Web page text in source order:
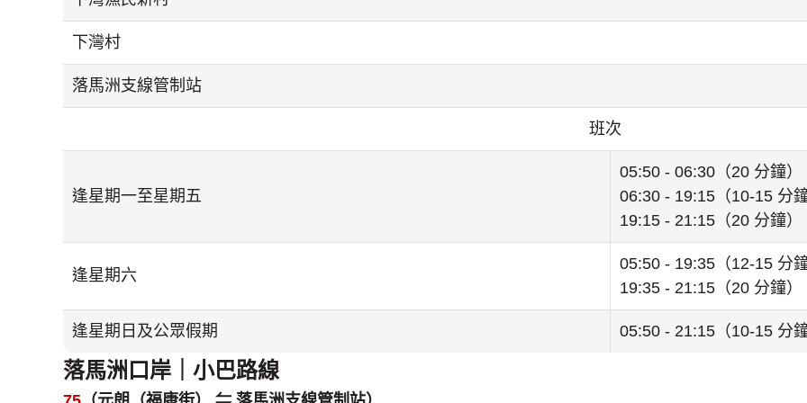
下灣村
落馬洲支線管制站
班次
逢星期一至星期五
05:50 - 06:30（20 分鐘）
06:30 - 19:15（10-15 分鐘
19:15 - 21:15（20 分鐘）
逢星期六
05:50 - 19:35（12-15 分鐘
19:35 - 21:15（20 分鐘）
逢星期日及公眾假期 05:50 - 21:15（10-15 分鐘
落馬洲口岸｜小巴路線